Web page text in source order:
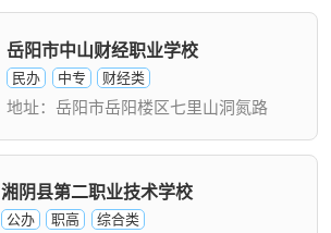
岳阳市中山财经职业学校
民办 中专 财经类
地址：岳阳市岳阳楼区七里山洞氮路
湘阴县第二职业技术学校
公办 职高 综合类